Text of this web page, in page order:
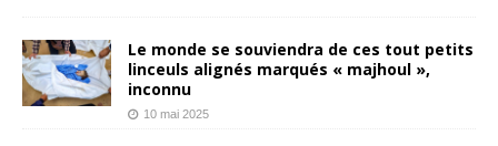
Le monde se souviendra de ces tout petits
linceuls alignés marqués « majhoul »,
inconnu
10 mai 2025